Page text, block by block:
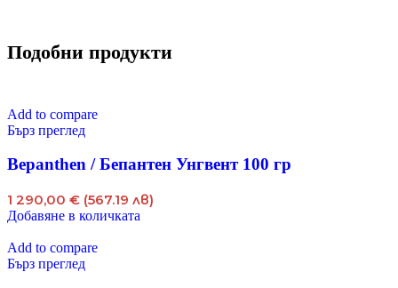
Подобни продукти
Add to compare
Бърз преглед
Bepanthen / Бепантен Унгвент 100 гр
1 290,00 € (567.19 лв)
Добавяне в количката
Add to compare
Бърз преглед